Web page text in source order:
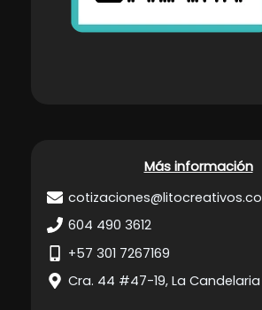
Más información
cotizaciones@litocreativos.co
604 490 3612
+57 301 7267169
Cra. 44 #47-19, La Candelaria